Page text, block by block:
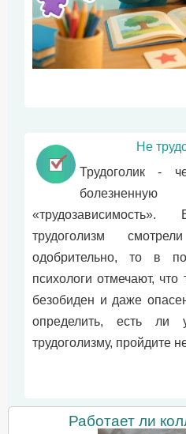
Не
Трудоголик -
болезненную
трудоголизм
одобрительно, то в
психологи отмечают, что
безобиден и даже
определить, есть ли
трудоголизму, пройдите
Работает ли